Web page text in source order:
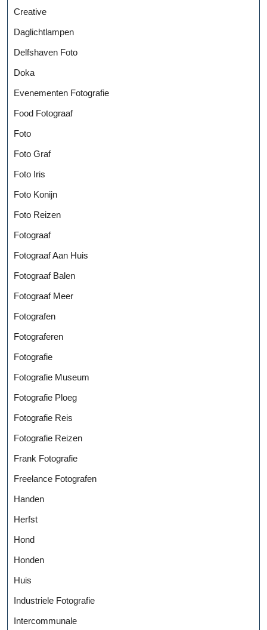
Creative
Daglichtlampen
Delfshaven Foto
Doka
Evenementen Fotografie
Food Fotograaf
Foto
Foto Graf
Foto Iris
Foto Konijn
Foto Reizen
Fotograaf
Fotograaf Aan Huis
Fotograaf Balen
Fotograaf Meer
Fotografen
Fotograferen
Fotografie
Fotografie Museum
Fotografie Ploeg
Fotografie Reis
Fotografie Reizen
Frank Fotografie
Freelance Fotografen
Handen
Herfst
Hond
Honden
Huis
Industriele Fotografie
Intercommunale